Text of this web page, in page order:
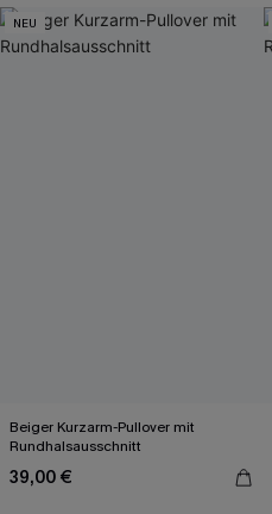
NEU
Beiger Kurzarm-Pullover mit
Rundhalsausschnitt
39,00 €